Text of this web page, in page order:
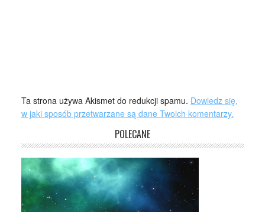
Ta strona używa Akismet do redukcji spamu. Dowiedz się,
w jaki sposób przetwarzane są dane Twoich komentarzy.
POLECANE